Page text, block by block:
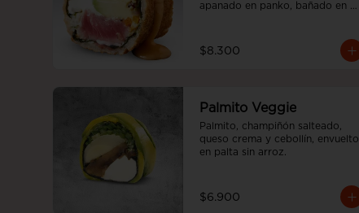
apanado en panko, bañado en
$8.300
Palmito Veggie
Palmito, champiñón salteado,
queso crema y cebollín, envuelto
en palta sin arroz.
$6.900